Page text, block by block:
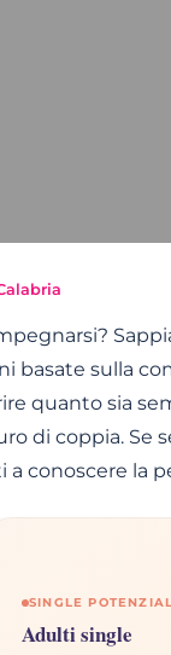
basate sulla
quanto sia
di coppia. Se
conoscere la
SINGLE
Adulti single